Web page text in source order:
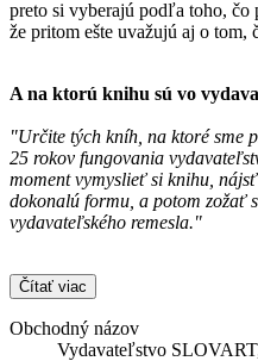
preto si vyberajú podľa toho, čo
že pritom ešte uvažujú aj o tom,
A na ktorú knihu sú vo
"Určite tých kníh, na ktoré sme
25 rokov fungovania
moment vymyslieť si knihu,
dokonalú formu, a potom zožať
vydavateľského remesla."
Čítať viac
Obchodný názov
Vydavateľstvo